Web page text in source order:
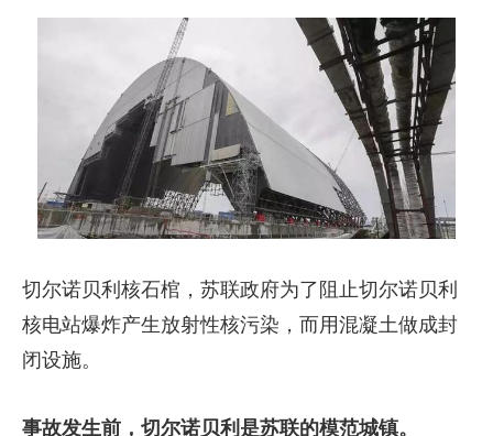
切尔诺贝利核石棺，苏联政府为了阻止切尔诺贝利
核电站爆炸产生放射性核污染，而用混凝土做成封
闭设施。
事故发生前，切尔诺贝利是苏联的模范城镇。